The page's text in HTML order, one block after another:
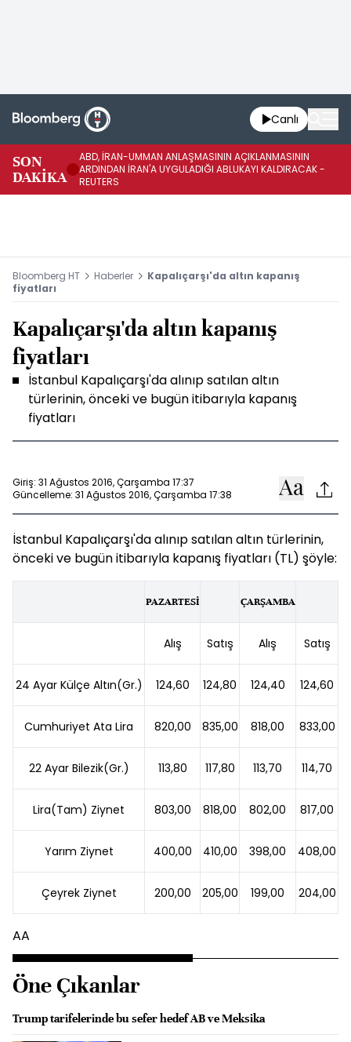
Canlı
SON
DAKİKA
ABD, İRAN-UMMAN ANLAŞMASININ AÇIKLANMASININ
ARDINDAN İRAN'A UYGULADIĞI ABLUKAYI KALDIRACAK -
REUTERS
Bloomberg HT Haberler
Kapalıçarşı'da altın kapanış
fiyatları
Kapalıçarşı'da altın kapanış
fiyatları
İstanbul Kapalıçarşı'da alınıp satılan altın
türlerinin, önceki ve bugün itibarıyla kapanış
fiyatları
Giriş: 31 Ağustos 2016, Çarşamba 17:37
Güncelleme: 31 Ağustos 2016, Çarşamba 17:38
İstanbul Kapalıçarşı'da alınıp satılan altın türlerinin,
önceki ve bugün itibarıyla kapanış fiyatları (TL) şöyle:
PAZARTESİ ÇARŞAMBA
Alış Satış Alış Satış
24 Ayar Külçe Altın(Gr.) 124,60 124,80 124,40 124,60
Cumhuriyet Ata Lira 820,00 835,00 818,00 833,00
22 Ayar Bilezik(Gr.) 113,80 117,80 113,70 114,70
Lira(Tam) Ziynet 803,00 818,00 802,00 817,00
Yarım Ziynet 400,00 410,00 398,00 408,00
Çeyrek Ziynet 200,00 205,00 199,00 204,00
AA
Öne Çıkanlar
Trump tarifelerinde bu sefer hedef AB ve Meksika